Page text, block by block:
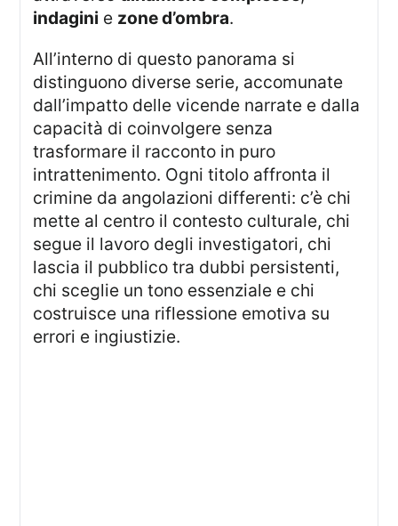
indagini e zone d’ombra.
All’interno di questo panorama si
distinguono diverse serie, accomunate
dall’impatto delle vicende narrate e dalla
capacità di coinvolgere senza
trasformare il racconto in puro
intrattenimento. Ogni titolo affronta il
crimine da angolazioni differenti: c’è chi
mette al centro il contesto culturale, chi
segue il lavoro degli investigatori, chi
lascia il pubblico tra dubbi persistenti,
chi sceglie un tono essenziale e chi
costruisce una riflessione emotiva su
errori e ingiustizie.